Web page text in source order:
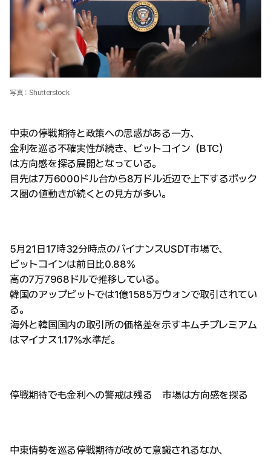
写真：Shutterstock
中東の停戦期待と政策への思惑がある一方、
金利を巡る不確実性が続き、ビットコイン（BTC）
は方向感を探る展開となっている。
目先は7万6000ドル台から8万ドル近辺で上下するボック
ス圏の値動きが続くとの見方が多い。
5月21日17時32分時点のバイナンスUSDT市場で、
ビットコインは前日比0.88%
高の7万7968ドルで推移している。
韓国のアップビットでは1億1585万ウォンで取引されてい
る。
海外と韓国国内の取引所の価格差を示すキムチプレミアム
はマイナス1.17%水準だ。
停戦期待でも金利への警戒は残る 市場は方向感を探る
中東情勢を巡る停戦期待が改めて意識されるなか、